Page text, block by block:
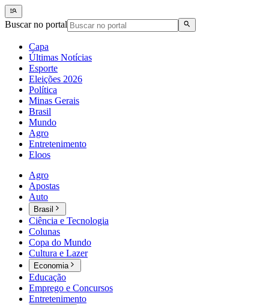
Buscar no portal
Capa
Últimas Notícias
Esporte
Eleições 2026
Política
Minas Gerais
Brasil
Mundo
Agro
Entretenimento
Eloos
Agro
Apostas
Auto
Brasil
Ciência e Tecnologia
Colunas
Copa do Mundo
Cultura e Lazer
Economia
Educação
Emprego e Concursos
Entretenimento